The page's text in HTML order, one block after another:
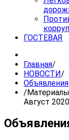
ГОСТЕВАЯ
Главная/
НОВОСТИ/
Объявления
/
Август 2020